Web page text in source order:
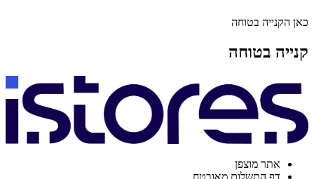
כאן הקנייה בטוחה
קנייה בטוחה
אתר מוצפן